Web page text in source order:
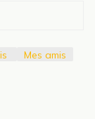
Mes amis